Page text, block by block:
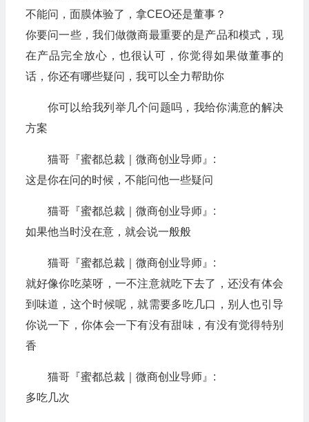
不能问，面膜体验了，拿CEO还是董事？
你要问一些，我们做微商最重要的是产品和模式，现
在产品完全放心，也很认可，你觉得如果做董事的
话，你还有哪些疑问，我可以全力帮助你
你可以给我列举几个问题吗，我给你满意的解决
方案
猫哥『蜜都总裁｜微商创业导师』:
这是你在问的时候，不能问他一些疑问
猫哥『蜜都总裁｜微商创业导师』:
如果他当时没在意，就会说一般般
猫哥『蜜都总裁｜微商创业导师』:
就好像你吃菜呀，一不注意就吃下去了，还没有体会
到味道，这个时候呢，就需要多吃几口，别人也引导
你说一下，你体会一下有没有甜味，有没有觉得特别
香
猫哥『蜜都总裁｜微商创业导师』:
多吃几次